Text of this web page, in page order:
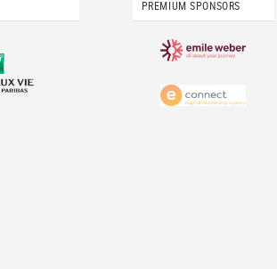
PREMIUM SPONSORS